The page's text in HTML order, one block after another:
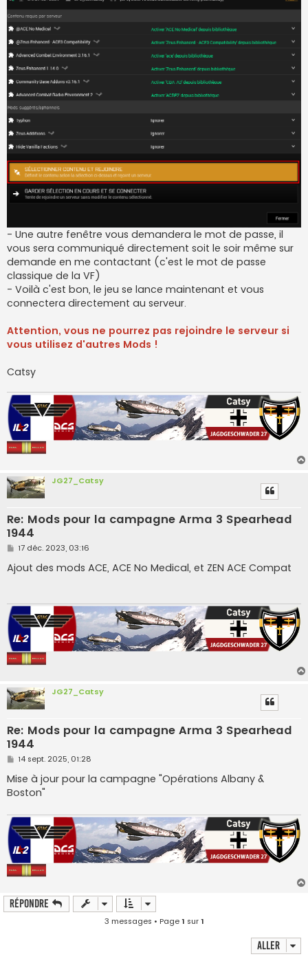
- Une autre fenêtre vous demandera le mot de passe, il
vous sera communiqué directement soit le soir même sur
demande en me contactant (c'est le mot de passe
classique de la VF)
- Voilà c'est bon, le jeu se lance maintenant et vous
connectera directement au serveur.
Attention, vous ne pourrez pas rejoindre le serveur si
vous utilisez d'autres Mods !
Catsy
JG27_Catsy
Re: Mods pour la campagne Arma 3 Spearhead
1944
M
s
s
17 déc. 2023, 03:16
Ajout des mods ACE, ACE No Medical, et ZEN ACE Compat
JG27_Catsy
Re: Mods pour la campagne Arma 3 Spearhead
1944
M
s
s
a
e
14 sept. 2025, 01:28
Mise à jour pour la campagne "Opérations Albany &
Boston"
Répondre
3 messages • Page1 sur1
Aller